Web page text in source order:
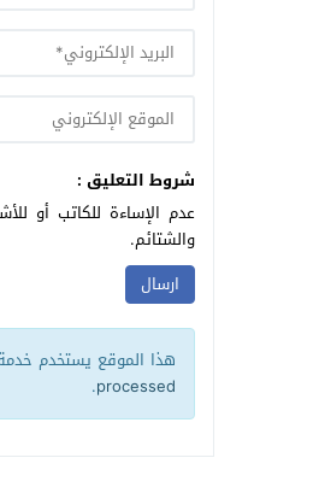
شروط التعليق :
عدم الإساءة للكاتب أو
والشتائم.
هذا الموقع يستخدم
processed
.